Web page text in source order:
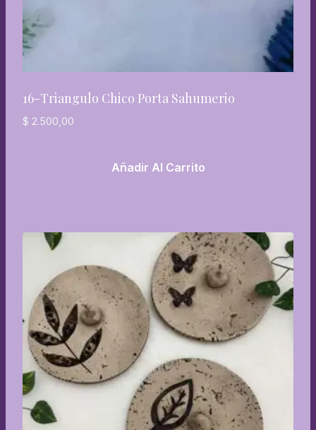
16-Triangulo Chico Porta Sahumerio
$ 2.500,00
Añadir Al Carrito